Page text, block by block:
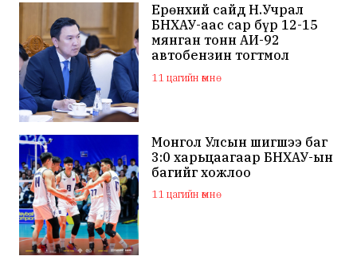
Ерөнхий сайд Н.Учрал
БНХАУ-аас сар бүр 12-15
мянган тонн АИ-92
автобензин тогтмол
нийлүүлэх хүсэлт тавилаа
11 цагийн өмнө
Монгол Улсын шигшээ баг
3:0 харьцаагаар БНХАУ-ын
багийг хожлоо
11 цагийн өмнө